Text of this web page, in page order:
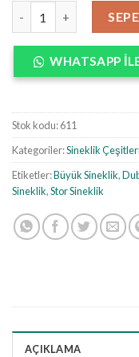
WHATSAPP
Stok kodu:611
Kategoriler:Sineklik
Etiketler:Büyük Sineklik,
Sineklik,Stor Sineklik
AÇIKLAMA